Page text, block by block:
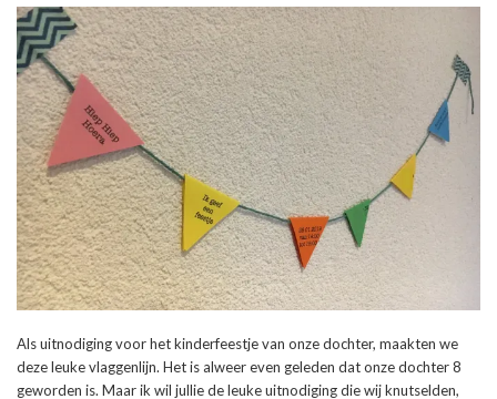
Als uitnodiging voor het kinderfeestje van onze dochter, maakten we
deze leuke vlaggenlijn. Het is alweer even geleden dat onze dochter 8
geworden is. Maar ik wil jullie de leuke uitnodiging die wij knutselden,